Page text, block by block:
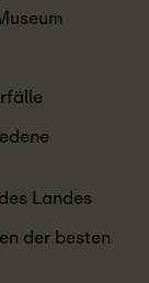
Landes
der besten